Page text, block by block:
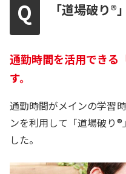
「道場破り®
通勤時間を活用できる
す。
通勤時間がメインの学習
ンを利用して「道場破り
した。